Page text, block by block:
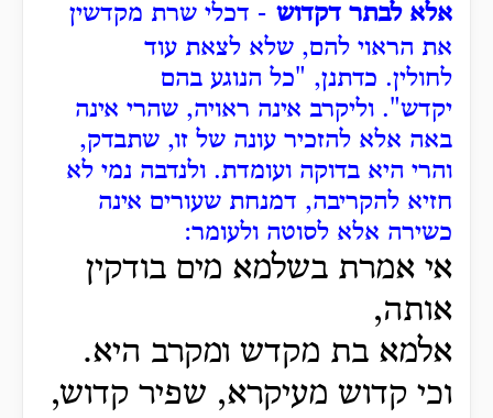
אלא לבתר דקדוש - דכלי שרת מקדשין
את הראוי להם, שלא לצאת עוד
לחולין. כדתנן, "כל הנוגע בהם
יקדש". וליקרב אינה ראויה, שהרי אינה
באה אלא להזכיר עונה של זו, שתבדק,
והרי היא בדוקה ועומדת. ולנדבה נמי לא
חזיא להקריבה, דמנחת שעורים אינה
כשירה אלא לסוטה ולעומר:
אי אמרת בשלמא מים בודקין
אותה,
אלמא בת מקדש ומקרב היא.
וכי קדוש מעיקרא, שפיר קדוש,